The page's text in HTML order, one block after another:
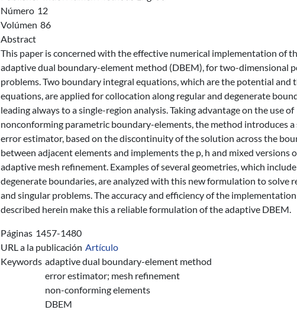
Número 12
Volúmen 86
Abstract
This paper is concerned with the effective numerical implementation of
adaptive dual boundary-element method (DBEM), for two-dimensional
problems. Two boundary integral equations, which are the potential and
equations, are applied for collocation along regular and degenerate
leading always to a single-region analysis. Taking advantage on the use of
nonconforming parametric boundary-elements, the method introduces a
error estimator, based on the discontinuity of the solution across the
between adjacent elements and implements the p, h and mixed versions
adaptive mesh refinement. Examples of several geometries, which include
degenerate boundaries, are analyzed with this new formulation to solve
and singular problems. The accuracy and efficiency of the implementation
described herein make this a reliable formulation of the adaptive DBEM.
Páginas 1457-1480
URL a la publicación Artículo
Keywords adaptive dual boundary-element method
error estimator; mesh refinement
non-conforming elements
DBEM